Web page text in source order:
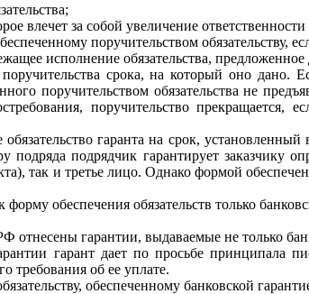
влечет за собой увеличение
поручительством обязательству,
исполнение обязательства,
срока, на который оно дано.
поручительством обязательства не
поручительство
гаранта на срок,
подряда подрядчик гарантирует заказчику
так и третье лицо. Однако формой
обеспечения обязательств только
отнесены гарантии, выдаваемые не только
гарант дает по просьбе принципала
требования об ее уплате.
обеспеченному банковской